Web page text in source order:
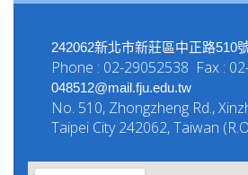
242062新北市新莊區中正路510
Phone : 02-29052538 Fax :
048512@mail.fju.edu.tw
No. 510, Zhongzheng Rd.,
Taipei City 242062, Taiwan